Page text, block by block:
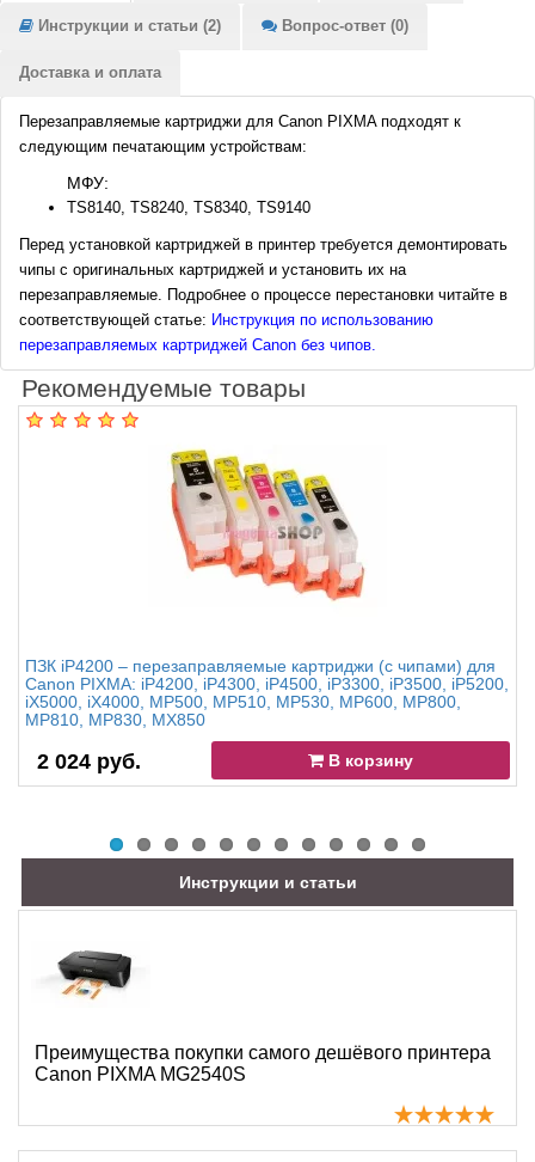
Инструкции и статьи (2) Вопрос-ответ (0)
Доставка и оплата
Перезаправляемые картриджи для Canon PIXMA подходят к
следующим печатающим устройствам:
МФУ:
TS8140, TS8240, TS8340, TS9140
Перед установкой картриджей в принтер требуется демонтировать
чипы с оригинальных картриджей и установить их на
перезаправляемые. Подробнее о процессе перестановки читайте в
соответствующей статье: Инструкция по использованию
перезаправляемых картриджей Canon без чипов.
Рекомендуемые товары
ПЗК iP4200 – перезаправляемые картриджи (с чипами) для
Canon PIXMA: iP4200, iP4300, iP4500, iP3300, iP3500, iP5200,
iX5000, iX4000, MP500, MP510, MP530, MP600, MP800,
MP810, MP830, MX850
2 024 руб. В корзину
Инструкции и статьи
Преимущества покупки самого дешёвого принтера
Canon PIXMA MG2540S